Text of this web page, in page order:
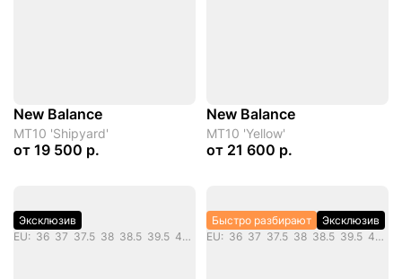
New Balance
MT10 'Shipyard'
от 19 500 р.
New Balance
MT10 'Yellow'
от 21 600 р.
Эксклюзив
EU: 36 37 37.5 38 38.5 39.5 40 40.5 41.5 42 42.5 43 44 45 46.5
Быстро разбирают
Эксклюзив
EU: 36 37 37.5 38 38.5 39.5 40 40.5 41.5 42 42.5 43 44 45 46.5